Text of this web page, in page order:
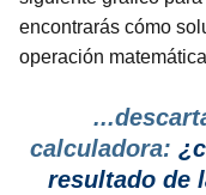
encontrarás cómo
operación
calculadora:
resultado de